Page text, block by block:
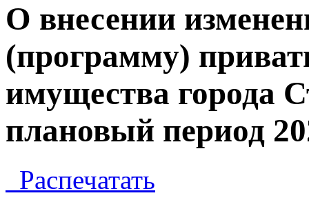
О внесении
(программу)
имущества города
плановый период
Распечатать